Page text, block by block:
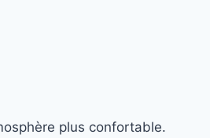
plus confortable.